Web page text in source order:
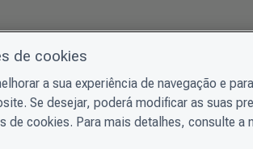
de cookies
a sua experiência de navegação e
Se desejar, poderá modificar as suas
de cookies. Para mais detalhes, consulte a